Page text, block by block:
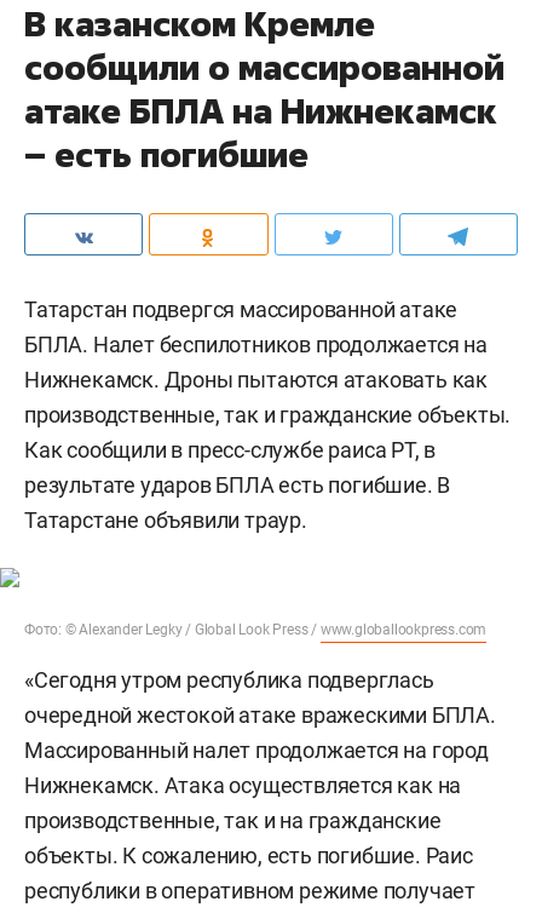
В казанском Кремле
сообщили о массированной
атаке БПЛА на Нижнекамск
– есть погибшие
Татарстан подвергся массированной атаке
БПЛА. Налет беспилотников продолжается на
Нижнекамск. Дроны пытаются атаковать как
производственные, так и гражданские объекты.
Как сообщили в пресс-службе раиса РТ, в
результате ударов БПЛА есть погибшие. В
Татарстане объявили траур.
Фото: © Alexander Legky / Global Look Press / www.globallookpress.com
«Сегодня утром республика подверглась
очередной жестокой атаке вражескими БПЛА.
Массированный налет продолжается на город
Нижнекамск. Атака осуществляется как на
производственные, так и на гражданские
объекты. К сожалению, есть погибшие. Раис
республики в оперативном режиме получает